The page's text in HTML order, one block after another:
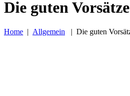
Die guten
Home | Allgemein | Die guten